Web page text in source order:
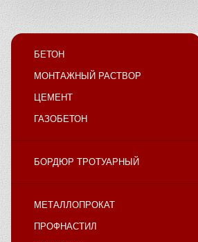
БЕТОН
МОНТАЖНЫЙ РАСТВОР
ЦЕМЕНТ
ГАЗОБЕТОН
БОРДЮР ТРОТУАРНЫЙ
МЕТАЛЛОПРОКАТ
ПРОФНАСТИЛ